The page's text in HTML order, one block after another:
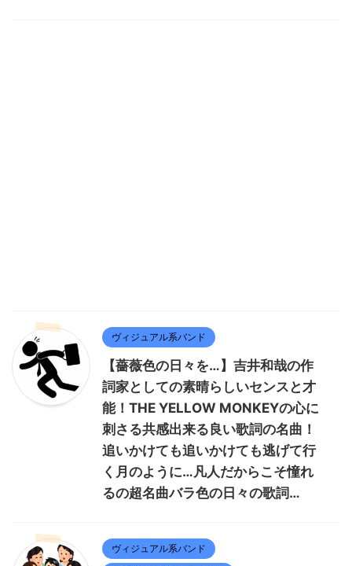
ヴィジュアル系バンド
【薔薇色の日々を…】吉井和哉の作
詞家としての素晴らしいセンスと才
能！THE YELLOW MONKEYの心に
刺さる共感出来る良い歌詞の名曲！
追いかけても追いかけても逃げて行
く月のように…凡人だからこそ憧れ
るの超名曲バラ色の日々の歌詞…
ヴィジュアル系バンド